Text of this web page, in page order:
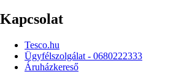
Kapcsolat
Tesco.hu
Ügyfélszolgálat - 0680222333
Áruházkereső